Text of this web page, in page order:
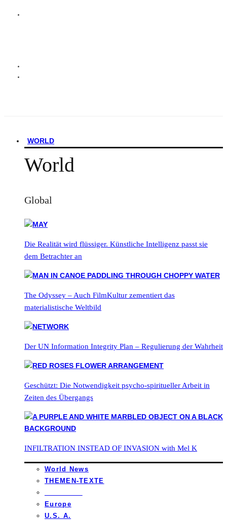
WORLD
World
Global
Die Realität wird flüssiger. Künstliche Intelligenz passt sie
dem Betrachter an
The Odyssey – Auch FilmKultur zementiert das
materialistische Weltbild
Der UN Information Integrity Plan – Regulierung der Wahrheit
Geschützt: Die Notwendigkeit psycho-spiritueller Arbeit in
Zeiten des Übergangs
INFILTRATION INSTEAD OF INVASION with Mel K
World News
THEMEN-TEXTE
Europe
U.S. A.